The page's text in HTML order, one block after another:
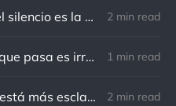
Anónimo: A veces el silencio es la mejor respuesta 2 min read
Gandhi: Un minuto que pasa es irrecuperable. Conociendo esto, ¿cómo podemos malgastar tantas horas? 1 min read
Von Goethe: Nadie está más esclavizado que aquellos que falsamente creen que son libres. 2 min read